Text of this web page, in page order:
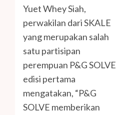
Yuet Whey Siah,
perwakilan dari SKALE
yang merupakan salah
satu partisipan
perempuan P&G SOLVE
edisi pertama
mengatakan, “P&G
SOLVE memberikan